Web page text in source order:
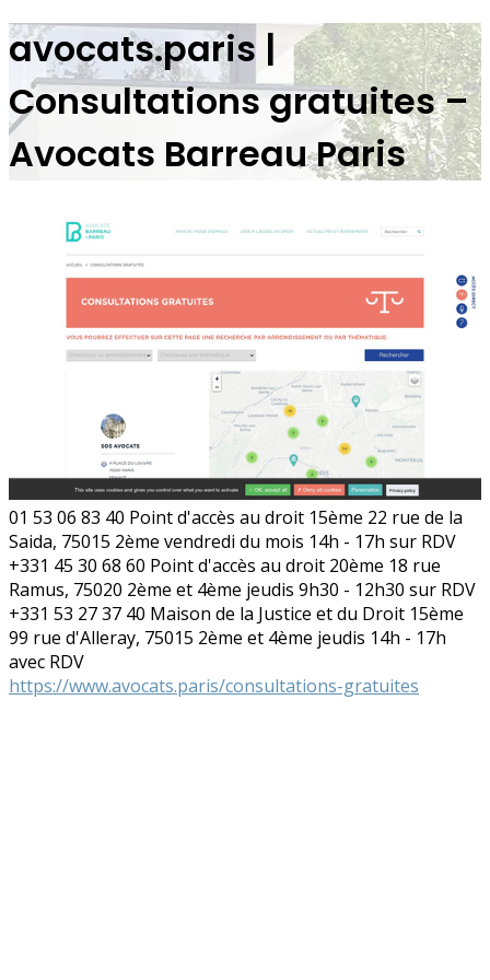
avocats.paris |
Consultations gratuites –
Avocats Barreau Paris
01 53 06 83 40 Point d'accès au droit 15ème 22 rue de la
Saida, 75015 2ème vendredi du mois 14h - 17h sur RDV
+331 45 30 68 60 Point d'accès au droit 20ème 18 rue
Ramus, 75020 2ème et 4ème jeudis 9h30 - 12h30 sur RDV
+331 53 27 37 40 Maison de la Justice et du Droit 15ème
99 rue d'Alleray, 75015 2ème et 4ème jeudis 14h - 17h
avec RDV
https://www.avocats.paris/consultations-gratuites